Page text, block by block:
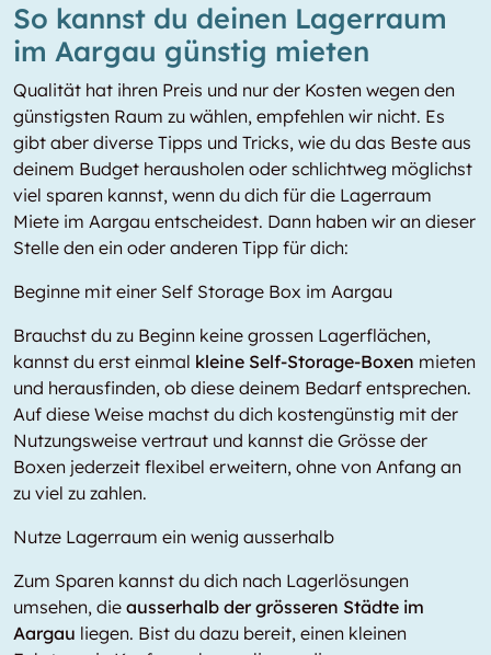
So kannst du deinen Lagerraum
im Aargau günstig mieten
Qualität hat ihren Preis und nur der Kosten wegen den
günstigsten Raum zu wählen, empfehlen wir nicht. Es
gibt aber diverse Tipps und Tricks, wie du das Beste aus
deinem Budget herausholen oder schlichtweg möglichst
viel sparen kannst, wenn du dich für die Lagerraum
Miete im Aargau entscheidest. Dann haben wir an dieser
Stelle den ein oder anderen Tipp für dich:
Beginne mit einer Self Storage Box im Aargau
Brauchst du zu Beginn keine grossen Lagerflächen,
kannst du erst einmal kleine Self-Storage-Boxen mieten
und herausfinden, ob diese deinem Bedarf entsprechen.
Auf diese Weise machst du dich kostengünstig mit der
Nutzungsweise vertraut und kannst die Grösse der
Boxen jederzeit flexibel erweitern, ohne von Anfang an
zu viel zu zahlen.
Nutze Lagerraum ein wenig ausserhalb
Zum Sparen kannst du dich nach Lagerlösungen
umsehen, die ausserhalb der grösseren Städte im
Aargau liegen. Bist du dazu bereit, einen kleinen